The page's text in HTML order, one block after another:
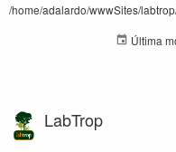
/home/adalardo/wwwSites/
Última
LabTrop